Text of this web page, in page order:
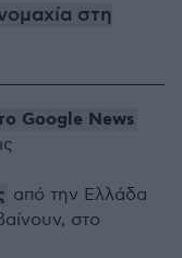
στη
Google News
από την Ελλάδα
στο